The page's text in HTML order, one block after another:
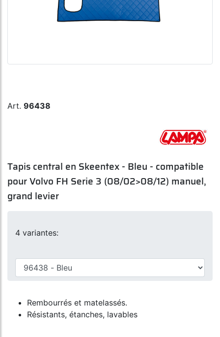
Art. 96438
Tapis central en Skeentex - Bleu - compatible
pour Volvo FH Serie 3 (08/02>08/12) manuel,
grand levier
4 variantes:
Rembourrés et matelassés.
Résistants, étanches, lavables